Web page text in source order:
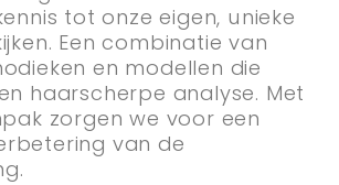
tot onze eigen, unieke
Een combinatie van
en modellen die
haarscherpe analyse. Met
zorgen we voor een
van de